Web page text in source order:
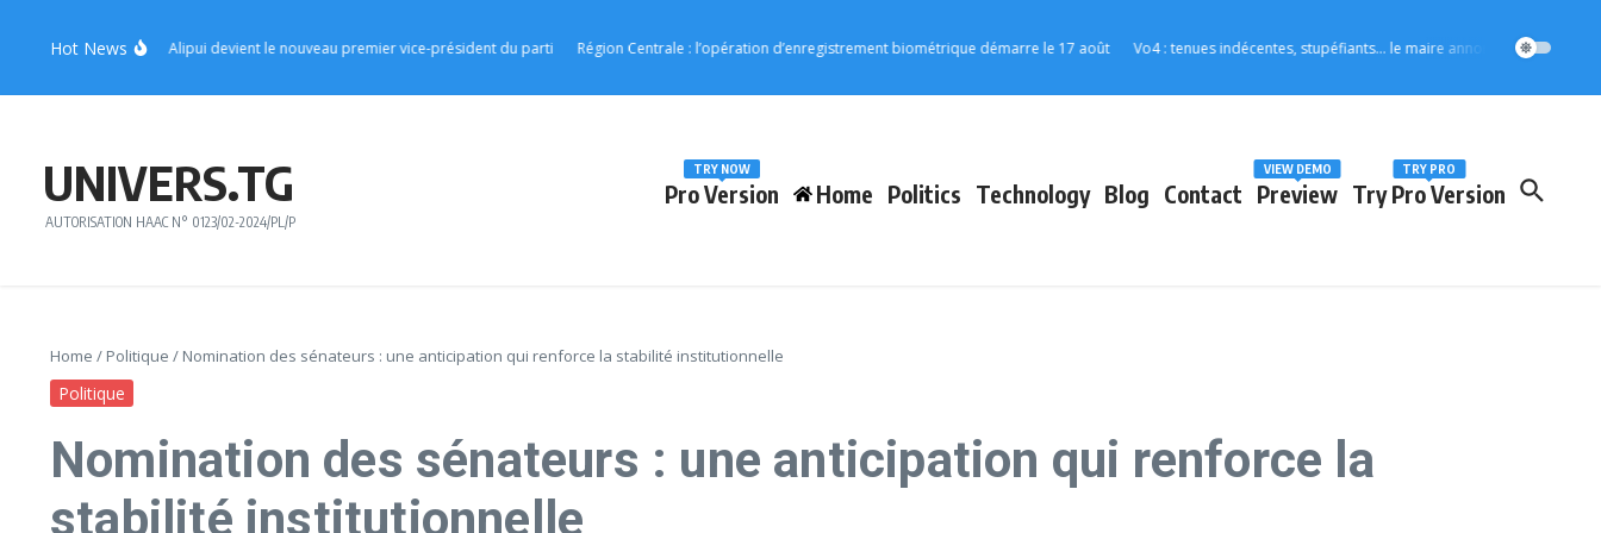
Hot News
: le ministre Sèna Alipui devient le nouveau premier vice-président du parti Région Centrale : l’opération d’enregistrement biométrique démarre le 17 août Vo4 : tenues indécentes, stupéfiants… le maire annonce des mesures
UNIVERS.TG
AUTORISATION HAAC N° 0123/02-2024/PL/P
Pro Version
TRY NOW
Home Politics Technology Blog Contact Preview
VIEW DEMO
Try Pro Version
TRY PRO
Home / Politique / Nomination des sénateurs : une anticipation qui renforce la stabilité institutionnelle
Politique
Nomination des sénateurs : une anticipation qui renforce la
stabilité institutionnelle